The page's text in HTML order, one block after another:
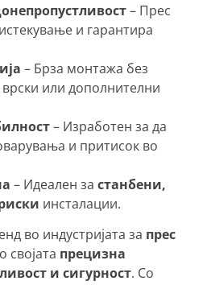
– Прес
и гарантира
– Брза монтажа без
или дополнителни
– Изработен за да
и притисок во
– Идеален за станбени,
инсталации.
во индустријата за прес
својата прецизна
и сигурност. Со